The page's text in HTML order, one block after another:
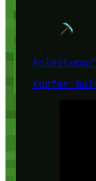
Kupfer